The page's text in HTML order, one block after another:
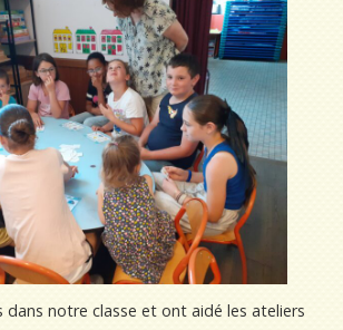
dans notre classe et ont aidé les ateliers